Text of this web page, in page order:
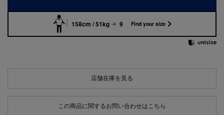
158cm / 51kg 9 Find your size
店舗在庫を見る
この商品に関するお問い合わせはこちら